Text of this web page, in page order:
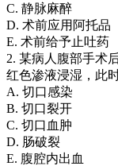
C. 静脉麻醉
D. 术前应用阿托品
E. 术前给予止吐药
2. 某病人腹部手术
红色渗液浸湿，此
A. 切口感染
B. 切口裂开
C. 切口血肿
D. 肠破裂
E. 腹腔内出血